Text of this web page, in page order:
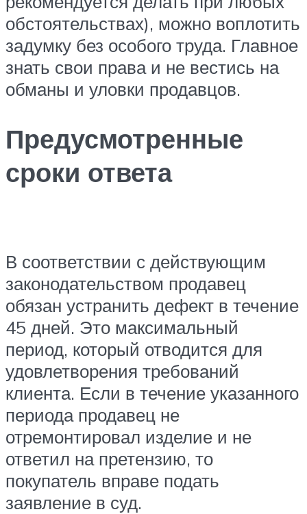
обстоятельствах), можно воплотить
задумку без особого труда. Главное
знать свои права и не вестись на
обманы и уловки продавцов.
Предусмотренные
сроки ответа
В соответствии с действующим
законодательством продавец
обязан устранить дефект в течение
45 дней. Это максимальный
период, который отводится для
удовлетворения требований
клиента. Если в течение указанного
периода продавец не
отремонтировал изделие и не
ответил на претензию, то
покупатель вправе подать
заявление в суд.